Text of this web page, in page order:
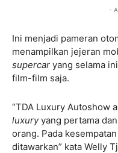
-
Ini menjadi pameran
menampilkan jejeran
supercar yang selama
film-film saja.
“TDA Luxury Autoshow
luxuryyang pertama
orang. Pada
ditawarkan” kata Welly